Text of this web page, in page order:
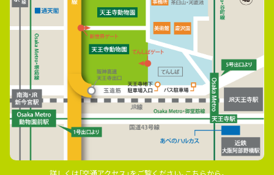
詳しくは｢交通アクセス｣をご覧ください｡こちらから｡